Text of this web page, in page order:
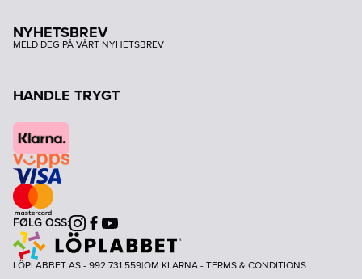
NYHETSBREV
MELD DEG PÅ VÅRT NYHETSBREV
HANDLE TRYGT
FØLG OSS:Instagram
Facebook
Youtube
LÖPLABBET AS - 992 731 559|OM KLARNA-TERMS & CONDITIONS